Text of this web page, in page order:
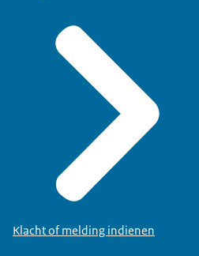
Klacht of melding indienen